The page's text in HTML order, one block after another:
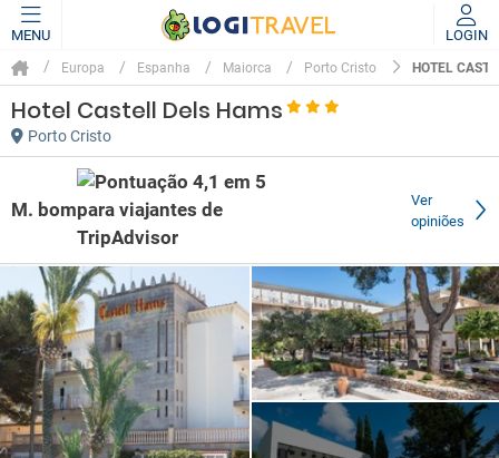
MENU LOGIN
Europa Espanha Maiorca Porto Cristo HOTEL
Hotel Castell Dels Hams
Porto Cristo
M. bom
Ver
opiniões